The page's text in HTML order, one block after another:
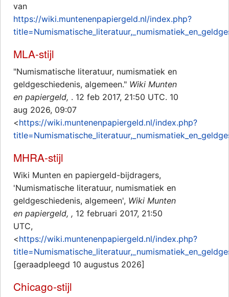
van
https://wiki.muntenenpapiergeld.nl/index.php?
MLA-stijl
"Numismatische literatuur, numismatiek en
geldgeschiedenis, algemeen." Wiki Munten
en papiergeld, . 12 feb 2017, 21:50 UTC. 10
aug 2026, 09:07
<https://wiki.muntenenpapiergeld.nl/index.php?
MHRA-stijl
Wiki Munten en papiergeld-bijdragers,
'Numismatische literatuur, numismatiek en
geldgeschiedenis, algemeen', Wiki Munten
en papiergeld, , 12 februari 2017, 21:50
UTC,
<https://wiki.muntenenpapiergeld.nl/index.php?
[geraadpleegd 10 augustus 2026]
Chicago-stijl